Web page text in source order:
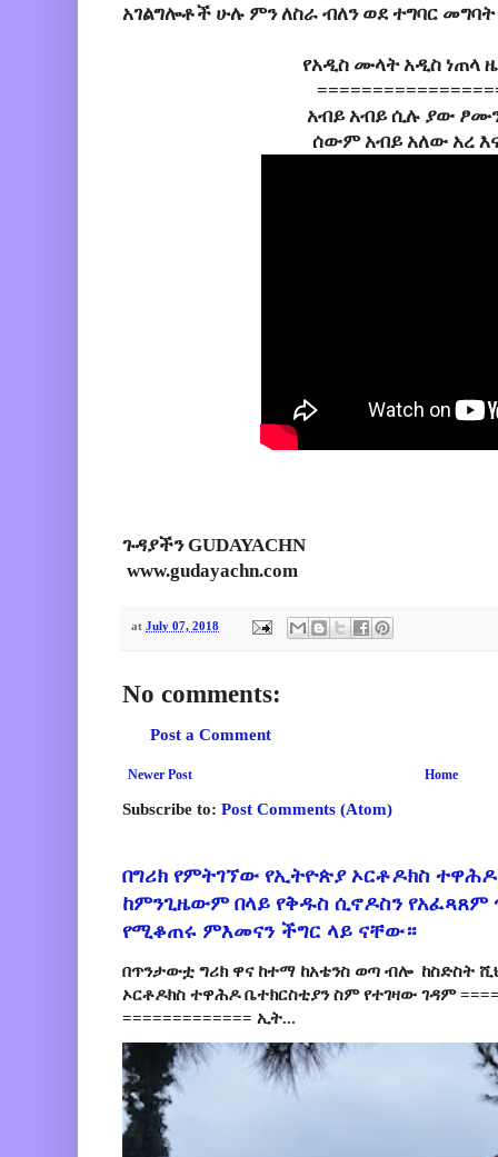
አገልግሎቶች ሁሉ ምን ለስራ ብለን ወደ ተግባር
የአዲስ ሙላት አዲስ ነጠላ
አብይ አብይ ሲሉ ያው
ሰውም አብይ አለው አረ
ጉዳያችን GUDAYACHN
www.gudayachn.com
at July 07, 2018
No comments:
Post a Comment
Newer Post Home
Subscribe to: Post Comments (Atom)
በግሪክ የምትገኘው የኢትዮጵያ ኦርቶዶክስ
ከምንጊዜውም በላይ የቅዱስ ሲኖዶስን የአፈጻጸም
የሚቆጠሩ ምእመናን ችግር ላይ ናቸው።
በጥንታውቷ ግሪክ ዋና ከተማ ከአቴንስ ወጣ ብሎ ከስድስት
ኦርቶዶክስ ተዋሕዶ ቤተክርስቲያን ስም የተገዛው ገዳም
============= ኢት...